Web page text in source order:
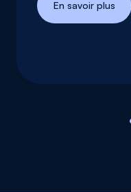
En savoir plus